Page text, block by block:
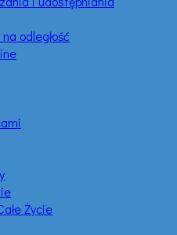
odległość
Życie